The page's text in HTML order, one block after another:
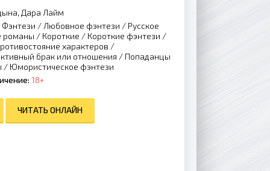
Дара Лайм
Фэнтези / Любовное фэнтези / Русское
романы / Короткие / Короткие фэнтези /
характеров /
брак или отношения / Попаданцы
/ Юмористическое фэнтези
18+
ЧИТАТЬ ОНЛАЙН